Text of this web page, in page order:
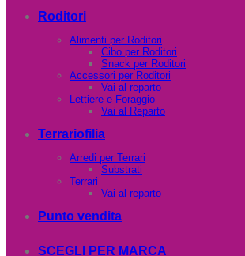
Roditori
Alimenti per Roditori
Cibo per Roditori
Snack per Roditori
Accessori per Roditori
Vai al reparto
Lettiere e Foraggio
Vai al Reparto
Terrariofilia
Arredi per Terrari
Substrati
Terrari
Vai al reparto
Punto vendita
SCEGLI PER MARCA